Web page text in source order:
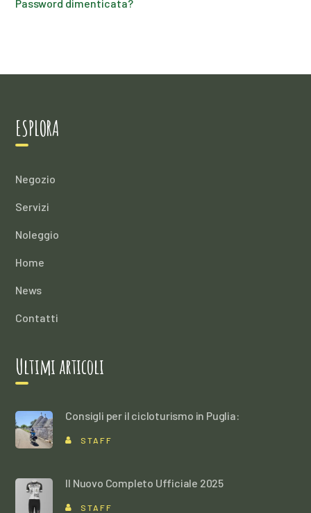
Password dimenticata?
ESPLORA
Negozio
Servizi
Noleggio
Home
News
Contatti
Ultimi articoli
Consigli per il cicloturismo in Puglia:
STAFF
Il Nuovo Completo Ufficiale 2025
STAFF